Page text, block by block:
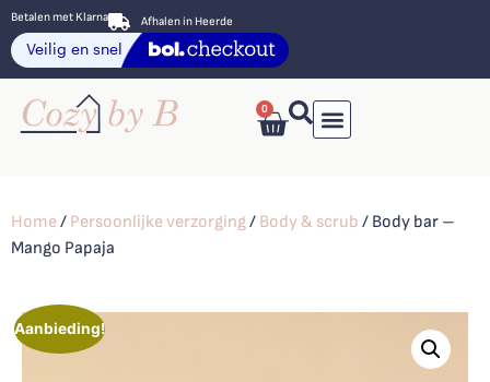
Betalen met Klarna Afhalen in Heerde
0
Home/ Persoonlijke verzorging/ Body & scrub / Body bar –
Mango Papaja
Aanbieding!